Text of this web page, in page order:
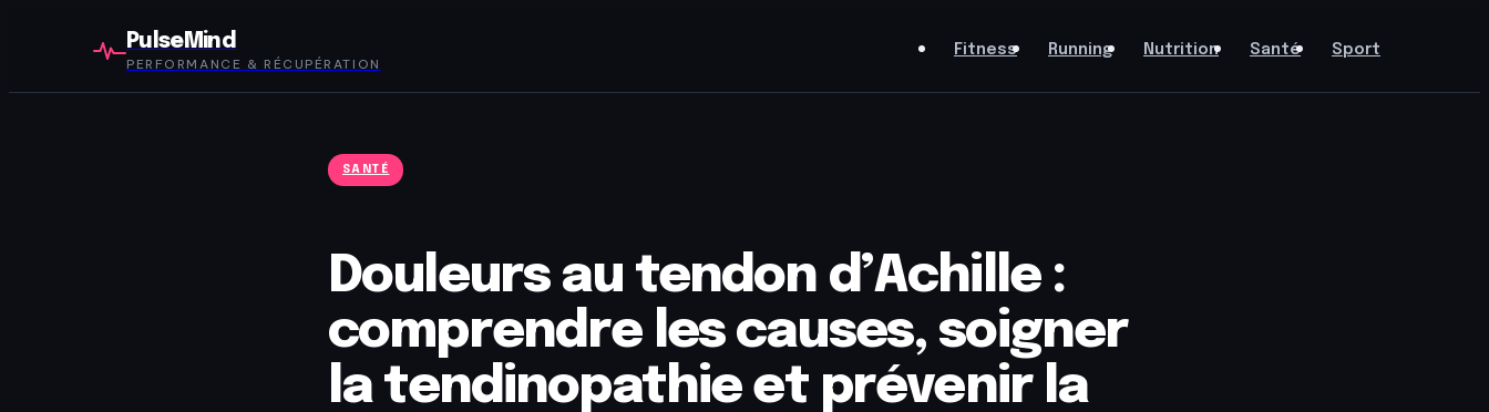
PulseMind
PERFORMANCE & RÉCUPÉRATION
Fitness Running Nutrition Santé Sport
SANTÉ
Douleurs au tendon d’Achille :
comprendre les causes, soigner
la tendinopathie et prévenir la